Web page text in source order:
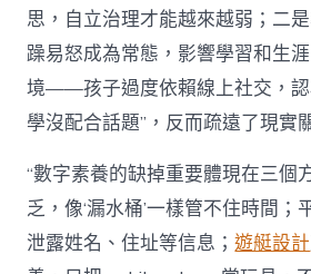
思，自立治理才能越來越弱；二
躁易怒成為常態，影響學習和生
境——孩子過度依賴線上社交，認
學沒配合話題”，反而疏遠了現實
“數字素養的缺掉重要體現在三個
乏，像‘漏水桶’一樣管不住時間；
泄露姓名、住址等信息；遊艇設計